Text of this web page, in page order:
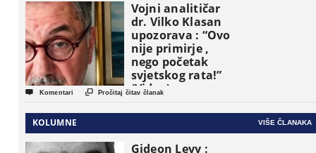
Vojni analitičar
dr. Vilko Klasan
upozorava : “Ovo
nije primirje ,
nego početak
svjetskog rata!”
(Video)
 Komentari  Pročitaj čitav članak
KOLUMNE VIŠE ČLANAKA
Gideon Levy :